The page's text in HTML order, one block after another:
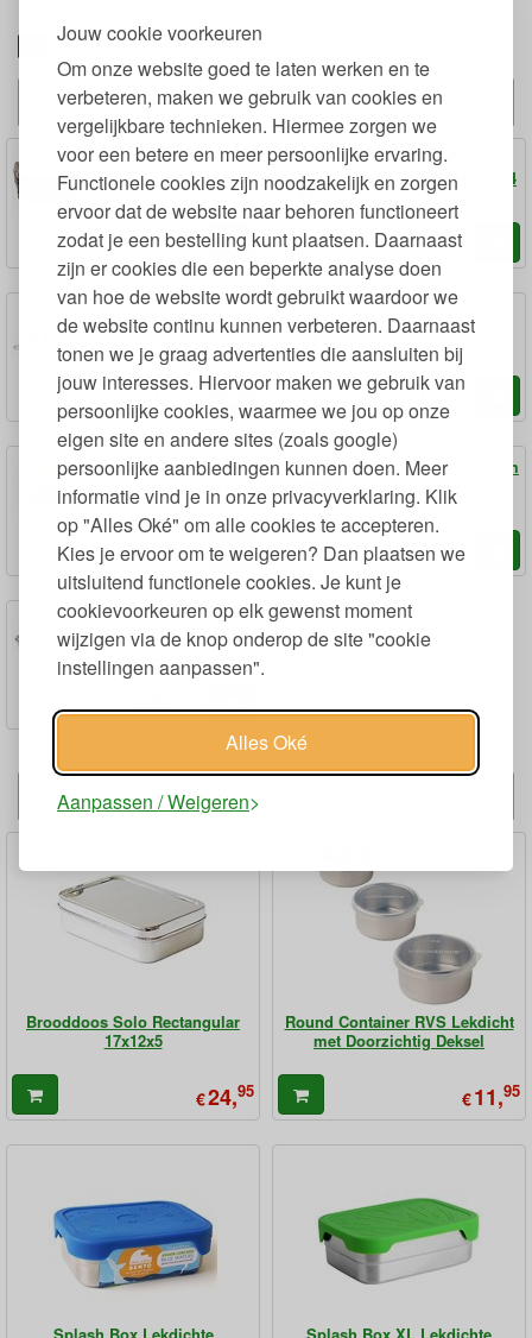
Jouw cookie voorkeuren
Om onze website goed te laten werken en te
verbeteren, maken we gebruik van cookies en
vergelijkbare technieken. Hiermee zorgen we
voor een betere en meer persoonlijke ervaring.
Functionele cookies zijn noodzakelijk en zorgen
ervoor dat de website naar behoren functioneert
zodat je een bestelling kunt plaatsen. Daarnaast
zijn er cookies die een beperkte analyse doen
van hoe de website wordt gebruikt waardoor we
de website continu kunnen verbeteren. Daarnaast
tonen we je graag advertenties die aansluiten bij
jouw interesses. Hiervoor maken we gebruik van
persoonlijke cookies, waarmee we jou op onze
eigen site en andere sites (zoals google)
persoonlijke aanbiedingen kunnen doen. Meer
informatie vind je in onze privacyverklaring. Klik
op "Alles Oké" om alle cookies te accepteren.
Kies je ervoor om te weigeren? Dan plaatsen we
uitsluitend functionele cookies. Je kunt je
cookievoorkeuren op elk gewenst moment
wijzigen via de knop onderop de site "cookie
instellingen aanpassen".
Alles Oké
Aanpassen / Weigeren
ECOlunchbox keurmerken en labels
Alternatieven
Lekdichte Lunchbox
RVS Rond 13 cm
€30,95
Lunchbots Medium
Quad RVS Bentobox 4
Vaks 15x12x4
€32,95
Chapra Two Tier
Round 13 cm
€17,99
Container met 2
Compartimenten
€15,95
Splash Box 3-in-1
Lekdichte Lunchbox
Plasticvrij 10x15x9,5
€42, 95
Tiffin Double XL 16 cm
RVS 2 bakjes
€33,
U-konserve Rectangle
Divided Lunchbox 2
Gerelateerde producten
Brooddoos Solo Rectangular
17x12x5
€24,95
Round Container RVS Lekdicht
met Doorzichtig Deksel
€11,95